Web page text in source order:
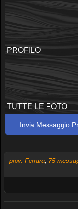
PROFILO
TUTTE LE FOTO
Invia Messaggio
prov. Ferrara, 75